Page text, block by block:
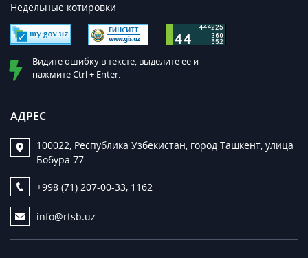
Недельные котировки
Видите ошибку в тексте, выделите ее и
нажмите Ctrl + Enter.
АДРЕС
100022, Республика Узбекистан, город Ташкент, улица
Бобура 77
+998 (71) 207-00-33, 1162
info@rtsb.uz